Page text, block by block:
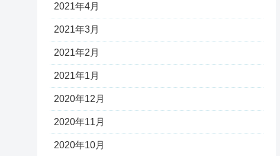
2021年4月
2021年3月
2021年2月
2021年1月
2020年12月
2020年11月
2020年10月